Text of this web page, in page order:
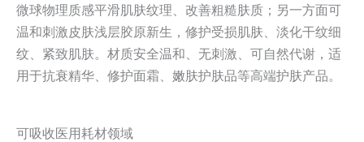
微球物理质感平滑肌肤纹理、改善粗糙肤质；另一方面可
温和刺激皮肤浅层胶原新生，修护受损肌肤、淡化干纹细
纹、紧致肌肤。材质安全温和、无刺激、可自然代谢，适
用于抗衰精华、修护面霜、嫩肤护肤品等高端护肤产品。
可吸收医用耗材领域